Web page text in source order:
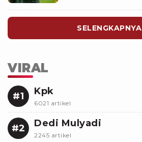
SELENGKAPNYA
VIRAL
#1 Kpk
6021 artikel
#2 Dedi Mulyadi
2245 artikel